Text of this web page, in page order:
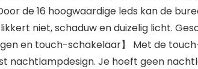
de 16 hoogwaardige leds kan de
niet, schaduw en duizelig licht.
en touch-schakelaar】 Met de
nachtlampdesign. Je hoeft geen